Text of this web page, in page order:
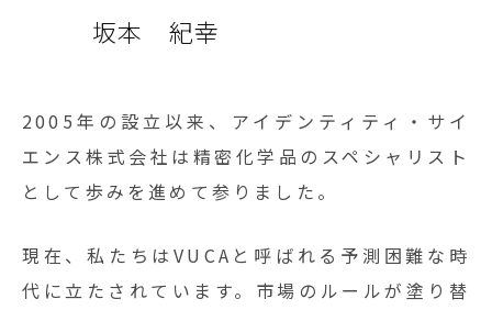
坂本 紀幸
2005年の設立以来、アイデンティティ・サイ
エンス株式会社は精密化学品のスペシャリスト
として歩みを進めて参りました。
現在、私たちはVUCAと呼ばれる予測困難な時
代に立たされています。市場のルールが塗り替